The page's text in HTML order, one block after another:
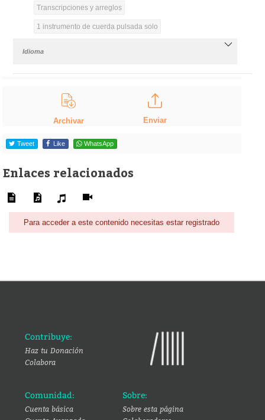
Transcripciones y arreglos
1 instrumento de cuerda pulsada solo
Idioma
Archivar Enviar
Tweet Like WhatsApp
Enlaces relacionados
Para acceder a este contenido necesitas estar registrado
Contribuye:
Haz tu Donación
Colabora
Comunidad:
Cuenta básica
Sobre:
Sobre esta página